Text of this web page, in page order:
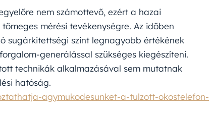
nem számottevő, ezért a hazai
mérési tevékenységre. Az időben
sugárkitettségi szint legnagyobb értékének
generálással szükséges kiegészíteni.
technikák alkalmazásával sem mutatnak
hatóság.
agymukodesunket-a-tulzott-okostelefon-